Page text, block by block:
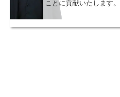
ことに貢献いたします。